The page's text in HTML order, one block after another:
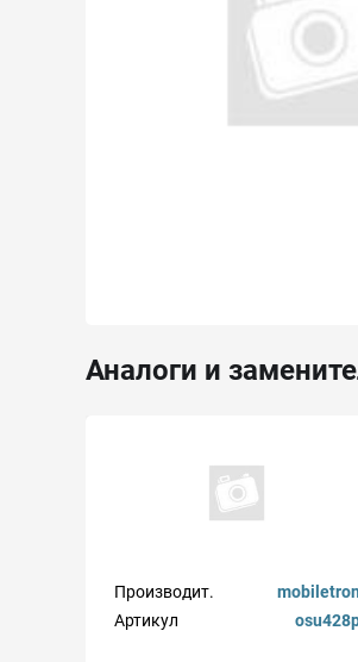
Аналоги и
Производит.
mobiletron
Артикул